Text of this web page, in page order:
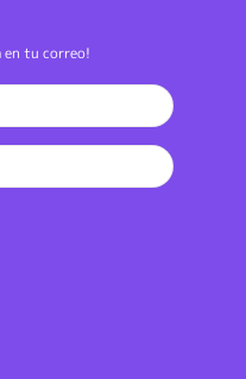
en tu correo!